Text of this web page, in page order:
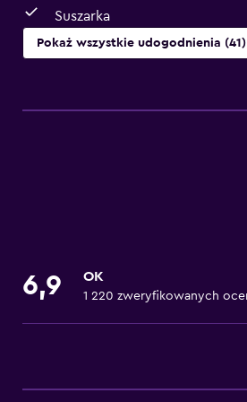
Suszarka
Pokaż wszystkie udogodnienia (41)
Darmowe Wi-Fi
Ogrzewanie
Suszarka
6,9 OK
1 220 zweryfikowanych